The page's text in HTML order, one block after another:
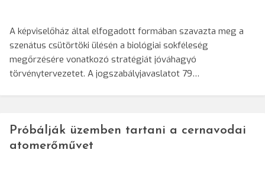
A képviselőház által elfogadott formában szavazta meg a
szenátus csütörtöki ülésén a biológiai sokféleség
megőrzésére vonatkozó stratégiát jóváhagyó
törvénytervezetet. A jogszabályjavaslatot 79…
Próbálják üzemben tartani a cernavodai
atomerőművet